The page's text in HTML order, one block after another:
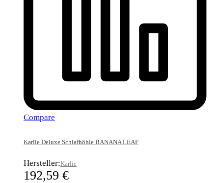
Compare
Karlie Deluxe Schlafhöhle BANANA LEAF
Hersteller:Karlie
192,59 €